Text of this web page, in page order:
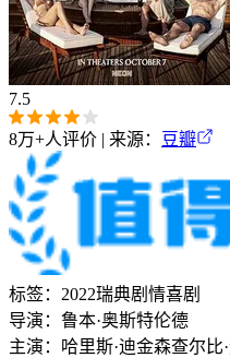
7.5
8万+人评价 | 来源： 豆瓣
标签： 2022瑞典剧情喜剧
导演： 鲁本·奥斯特伦德
主演： 哈里斯·迪金森查尔比